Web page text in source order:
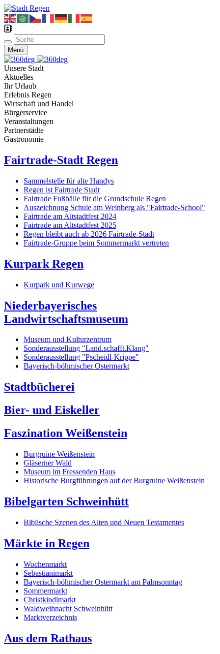
Menü
Unsere Stadt
Aktuelles
Ihr Urlaub
Erlebnis Regen
Wirtschaft und Handel
Bürgerservice
Veranstaltungen
Partnerstädte
Gastronomie
Fairtrade-Stadt Regen
Sammelstelle für alte Handys
Regen ist Fairtrade Stadt
Fairtrade Fußbälle für die Grundschule Regen
Auszeichnung Schule am Weinberg als "Fairtrade-School"
Fairtrade am Altstadtfest 2024
Fairtrade am Altstadtfest 2025
Regen bleibt auch ab 2026 Fairtrade-Stadt
Fairtrade-Gruppe beim Sommermarkt vertreten
Kurpark Regen
Kurpark und Kurwege
Niederbayerisches
Landwirtschaftsmuseum
Museum und Kulturzentrum
Sonderausstellung "Land.schafft.Klang"
Sonderausstellung "Pscheidl-Krippe"
Bayerisch-böhmischer Ostermarkt
Stadtbücherei
Bier- und Eiskeller
Faszination Weißenstein
Burgruine Weißenstein
Gläserner Wald
Museum im Fressenden Haus
Historische Burgführungen auf der Burgruine Weißenstein
Bibelgarten Schweinhütt
Biblische Szenen des Alten und Neuen Testamentes
Märkte in Regen
Wochenmarkt
Sebastianimarkt
Bayerisch-böhmischer Ostermarkt am Palmsonntag
Sommermarkt
Christkindlmarkt
Waldweihnacht Schweinhütt
Marktverzeichnis
Aus dem Rathaus